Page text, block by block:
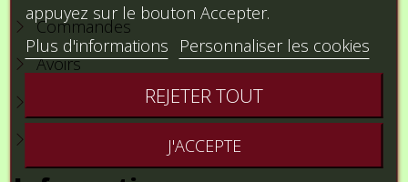
Commandes
Avoirs
Bons de réduction
appuyez sur le bouton Accepter.
Plus d'informations
Personnaliser les cookies
REJETER TOUT
J'ACCEPTE